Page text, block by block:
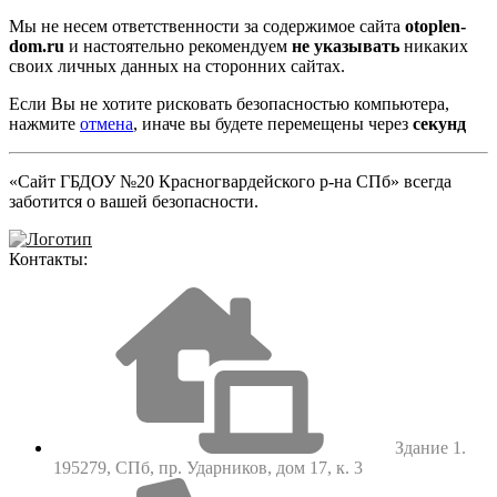
Мы не несем ответственности за содержимое сайта otoplen-
dom.ru и настоятельно рекомендуем не указывать никаких
своих личных данных на сторонних сайтах.
Если Вы не хотите рисковать безопасностью компьютера,
нажмите отмена, иначе вы будете перемещены через секунд
«Сайт ГБДОУ №20 Красногвардейского р-на СПб» всегда
заботится о вашей безопасности.
Контакты:
Здание 1.
195279, СПб, пр. Ударников, дом 17, к. 3